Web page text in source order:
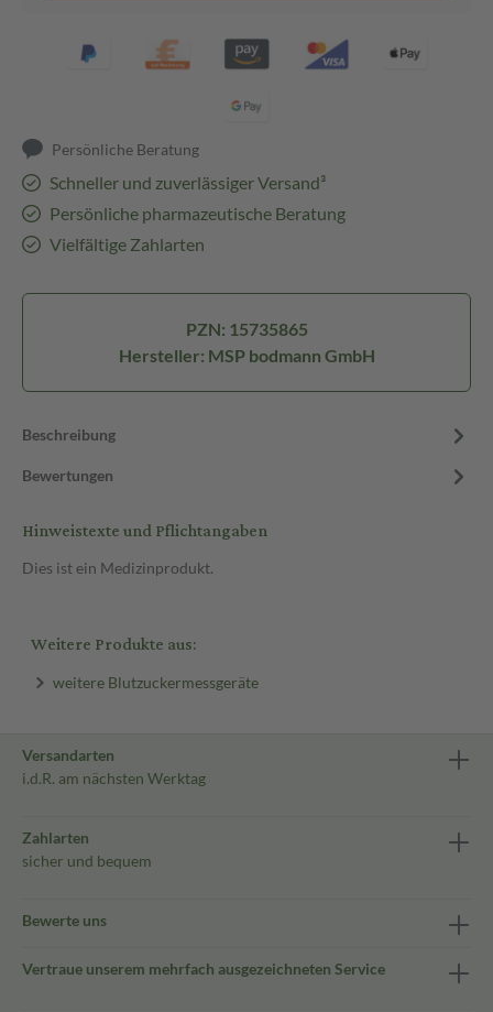
Persönliche Beratung
Schneller und zuverlässiger Versand³
Persönliche pharmazeutische Beratung
Vielfältige Zahlarten
PZN: 15735865
Hersteller: MSP bodmann GmbH
Beschreibung
Bewertungen
Hinweistexte und Pflichtangaben
Dies ist ein Medizinprodukt.
Weitere Produkte aus:
weitere Blutzuckermessgeräte
Versandarten
i.d.R. am nächsten Werktag
Zahlarten
sicher und bequem
Bewerte uns
Vertraue unserem mehrfach ausgezeichneten Service